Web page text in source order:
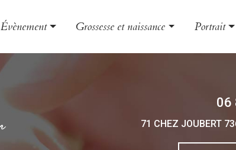
Évènement
Mariage
Grossesse et naissance Portrait
Book et
Photo
06
71 CHEZ JOUBERT